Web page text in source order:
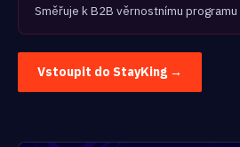
Směřuje k B2B věrnostnímu
Vstoupit do StayKing →